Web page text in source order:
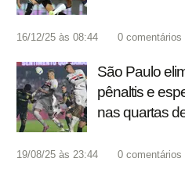
16/12/25 às 08:44 0 comentários
São Paulo
pênaltis e
nas quartas
19/08/25 às 23:44 0 comentários